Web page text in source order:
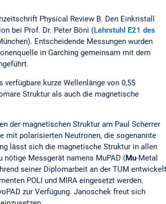
Physical Review B. Den Einkristall
bei Prof. Dr. Peter Böni (Lehrstuhl E21 des
Entscheidende Messungen wurden
in Garching gemeinsam mit dem
kurze Wellenlänge von 0,55
Struktur als auch die magnetische
der magnetischen Struktur am Paul Scherrer
mit polarisierten Neutronen, die sogenannte
lässt sich die magnetische Struktur in allen
nötige Messgerät namens MuPAD (Mu-Metal
seiner Diplomarbeit an der TUM entwickelt
POLI und MIRA eingesetzt werden.
zur Verfügung. Janoschek freut sich